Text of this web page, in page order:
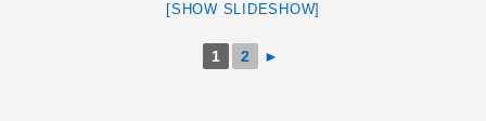
[SHOW SLIDESHOW]
1 2 ►